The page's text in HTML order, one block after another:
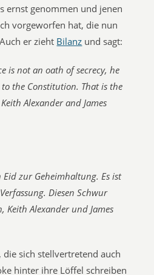
ernst genommen und jenen
vorgeworfen hat, die nun
er zieht Bilanz und sagt:
is not an oath of secrecy, he
to the Constitution. That is the
Alexander and James
Eid zur Geheimhaltung. Es ist
Diesen Schwur
Keith Alexander und James
sich stellvertretend auch
hinter ihre Löffel schreiben